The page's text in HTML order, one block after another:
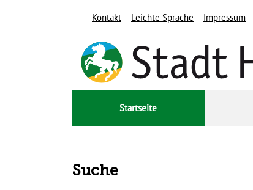
Zum Hauptinhalt springen
Kontakt
Leichte Sprache Impressum
Startseite
Suche